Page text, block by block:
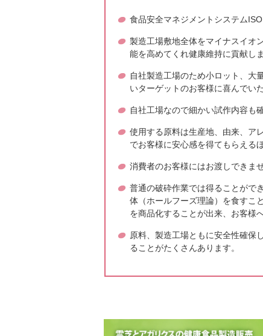
2025年2月5日
2025年1月8日
本年もよろしく
食品安全マネジメントシステム
製造工場敷地全体をマイナスイオ
能を高めてくれ健康維持に貢献しま
自社製造工場のため小ロット、大
いターゲットのお客様に喜んでい
自社工場なので細かい試作内容も
使用する原料は生産地、由来、ア
でお客様に安心感を得てもらえる
消費者のお客様にはお渡しできま
普通の破砕作業では得ることがで
体（ホールフーズ理論）を食すこ
を商品化することが出来、お客様
原料、製造工場ともに安全性確保
ることがたくさんあります。